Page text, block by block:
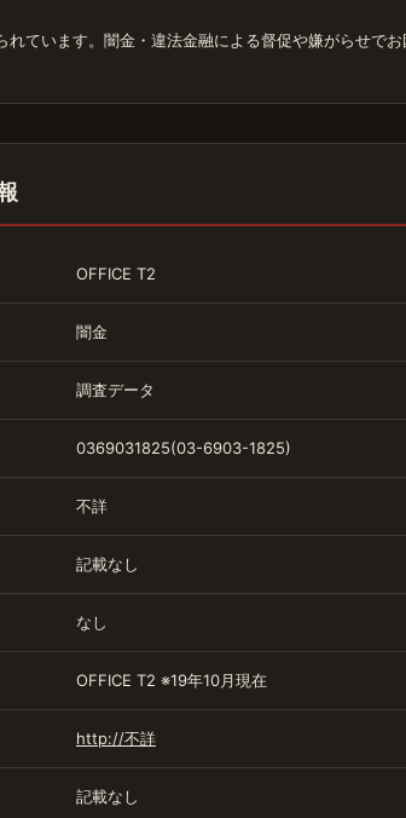
れています。闇金・違法金融による督促や嫌がらせで
OFFICE T2
闇金
調査データ
0369031825(03-6903-1825)
不詳
記載なし
なし
OFFICE T2 ※19年10月現在
http://不詳
記載なし